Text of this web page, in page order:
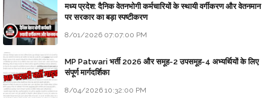
मध्य प्रदेश: दैनिक वेतनभोगी कर्मचारियों के स्थायी वर्गीकरण और वेतनमान
पर सरकार का बड़ा स्पष्टीकरण
8/01/2026 07:07:00 PM
MP Patwari भर्ती 2026 और समूह-2 उपसमूह-4 अभ्यर्थियों के लिए
संपूर्ण मार्गदर्शिका
8/04/2026 10:32:00 PM